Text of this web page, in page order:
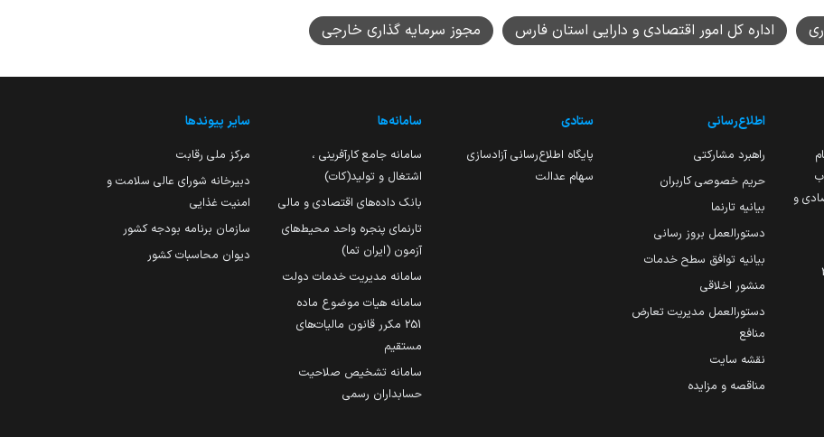
اداره کل امور اقتصادی و دارایی استان فارس مجوز سرمایه گذاری خارجی
و
اطلاع‌رسانی
راهبرد مشارکتی
حریم خصوصی کاربران
بیانیه تارنما
دستورالعمل بروز رسانی
بیانیه توافق سطح خدمات
منشور اخلاقی
دستورالعمل مدیریت تعارض
منافع
نقشه سایت
مناقصه و مزایده
ستادی
پایگاه اطلاع‌رسانی آزادسازی
سهام عدالت
سامانه‌ها
سامانه جامع کارآفرینی ،
اشتغال و تولید(کات)
بانک داده‌های اقتصادی و مالی
تارنمای پنجره واحد محیط‌های
آزمون (ایران تما)
سامانه مدیریت خدمات دولت
سامانه هیات موضوع ماده
251 مکرر قانون مالیات‌های
مستقیم
سامانه تشخیص صلاحیت
حسابداران رسمی
سایر پیوندها
مرکز ملی رقابت
دبیرخانه شورای عالی سلامت و
امنیت غذایی
سازمان برنامه بودجه کشور
دیوان محاسبات کشور